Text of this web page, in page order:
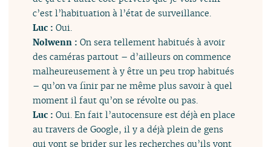
c’est l’habituation à l’état de surveillance.
Luc :Oui.
Nolwenn :On sera tellement habitués à avoir
des caméras partout – d’ailleurs on commence
malheureusement à y être un peu trop habitués
– qu’on va finir par ne même plus savoir à quel
moment il faut qu’on se révolte ou pas.
Luc :Oui. En fait l’autocensure est déjà en place
au travers de Google, il y a déjà plein de gens
qui vont se brider sur les recherches qu’ils vont